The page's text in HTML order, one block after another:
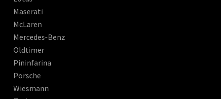
Maserati
McLaren
Mercedes-Benz
Oldtimer
Pininfarina
Porsche
Wiesmann